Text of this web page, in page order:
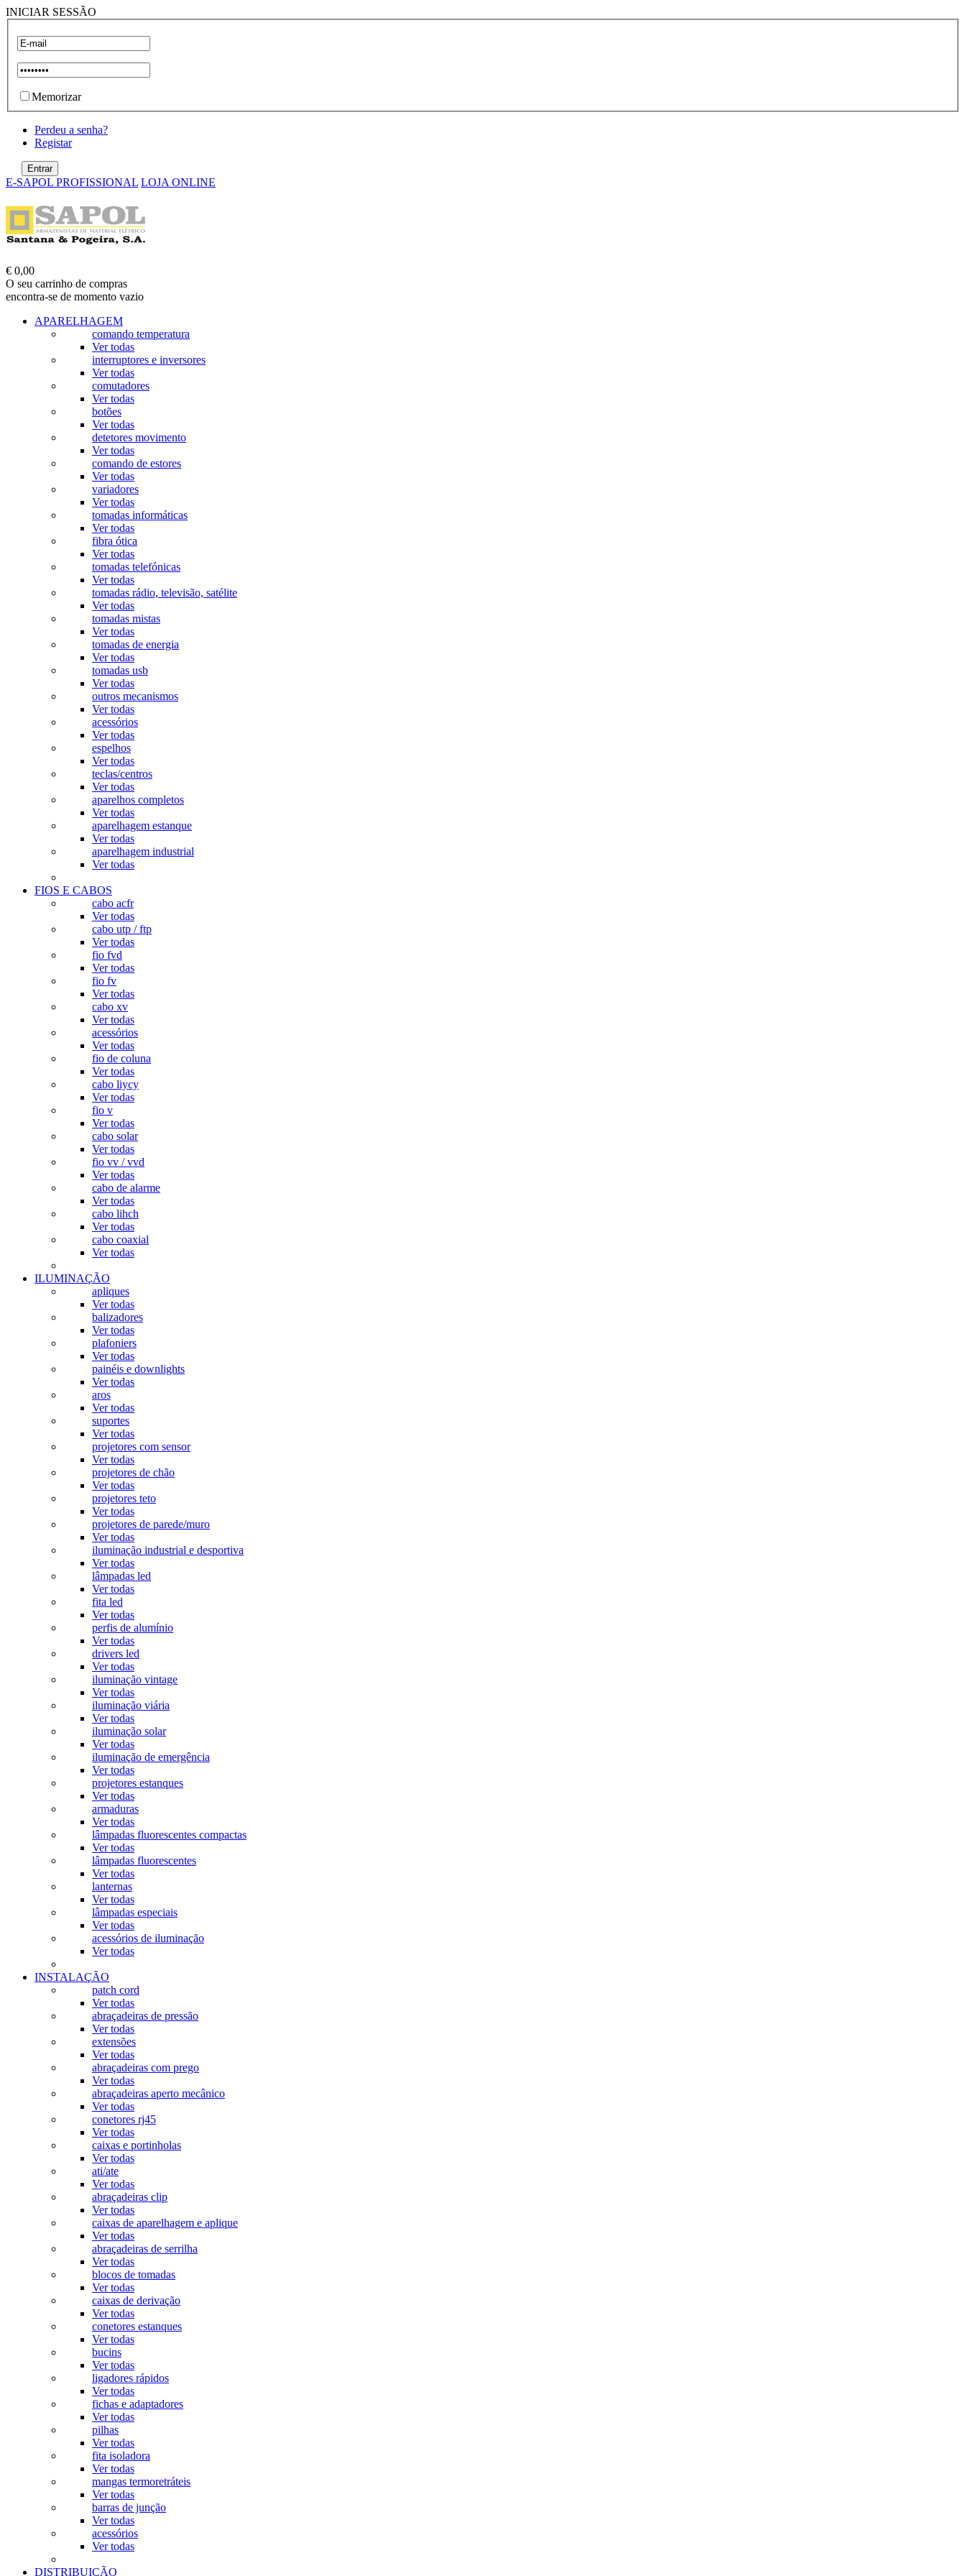
INICIAR SESSÃO
Memorizar
Perdeu a senha?
Registar
E-SAPOL PROFISSIONAL LOJA ONLINE
€ 0,00
O seu carrinho de compras
encontra-se de momento vazio
APARELHAGEM
comando temperatura
Ver todas
interruptores e inversores
Ver todas
comutadores
Ver todas
botões
Ver todas
detetores movimento
Ver todas
comando de estores
Ver todas
variadores
Ver todas
tomadas informáticas
Ver todas
fibra ótica
Ver todas
tomadas telefónicas
Ver todas
tomadas rádio, televisão, satélite
Ver todas
tomadas mistas
Ver todas
tomadas de energia
Ver todas
tomadas usb
Ver todas
outros mecanismos
Ver todas
acessórios
Ver todas
espelhos
Ver todas
teclas/centros
Ver todas
aparelhos completos
Ver todas
aparelhagem estanque
Ver todas
aparelhagem industrial
Ver todas
FIOS E CABOS
cabo acfr
Ver todas
cabo utp / ftp
Ver todas
fio fvd
Ver todas
fio fv
Ver todas
cabo xv
Ver todas
acessórios
Ver todas
fio de coluna
Ver todas
cabo liycy
Ver todas
fio v
Ver todas
cabo solar
Ver todas
fio vv / vvd
Ver todas
cabo de alarme
Ver todas
cabo lihch
Ver todas
cabo coaxial
Ver todas
ILUMINAÇÃO
apliques
Ver todas
balizadores
Ver todas
plafoniers
Ver todas
painéis e downlights
Ver todas
aros
Ver todas
suportes
Ver todas
projetores com sensor
Ver todas
projetores de chão
Ver todas
projetores teto
Ver todas
projetores de parede/muro
Ver todas
iluminação industrial e desportiva
Ver todas
lâmpadas led
Ver todas
fita led
Ver todas
perfis de alumínio
Ver todas
drivers led
Ver todas
iluminação vintage
Ver todas
iluminação viária
Ver todas
iluminação solar
Ver todas
iluminação de emergência
Ver todas
projetores estanques
Ver todas
armaduras
Ver todas
lâmpadas fluorescentes compactas
Ver todas
lâmpadas fluorescentes
Ver todas
lanternas
Ver todas
lâmpadas especiais
Ver todas
acessórios de iluminação
Ver todas
INSTALAÇÃO
patch cord
Ver todas
abraçadeiras de pressão
Ver todas
extensões
Ver todas
abraçadeiras com prego
Ver todas
abraçadeiras aperto mecânico
Ver todas
conetores rj45
Ver todas
caixas e portinholas
Ver todas
ati/ate
Ver todas
abraçadeiras clip
Ver todas
caixas de aparelhagem e aplique
Ver todas
abraçadeiras de serrilha
Ver todas
blocos de tomadas
Ver todas
caixas de derivação
Ver todas
conetores estanques
Ver todas
bucins
Ver todas
ligadores rápidos
Ver todas
fichas e adaptadores
Ver todas
pilhas
Ver todas
fita isoladora
Ver todas
mangas termoretráteis
Ver todas
barras de junção
Ver todas
acessórios
Ver todas
DISTRIBUIÇÃO